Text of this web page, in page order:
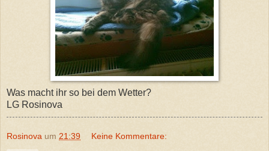
Was macht ihr so bei dem Wetter?
LG Rosinova
Rosinova um 21:39 Keine Kommentare: